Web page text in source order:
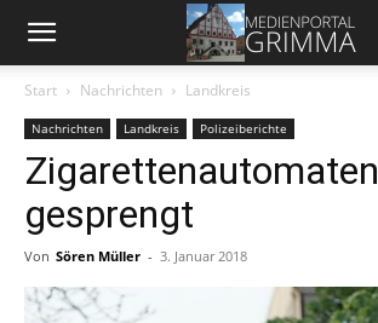
Start Nachrichten Landkreis
Nachrichten Landkreis Polizeiberichte
Zigarettenautomaten
gesprengt
Von Sören Müller - 3. Januar 2018